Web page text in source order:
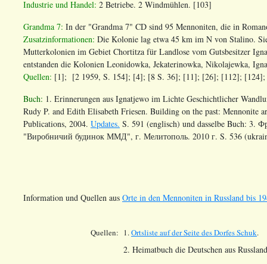
Industrie und Handel: 2 Betriebe. 2 Windmühlen. [103]
Grandma 7: In der "Grandma 7" CD sind 95 Mennoniten, die in
Zusatzinformationen: Die Kolonie lag etwa 45 km im N von Stalino.
Mutterkolonien im Gebiet Chortitza für Landlose vom Gutsbesitzer
entstanden die Kolonien Leonidowka, Jekaterinowka, Nikolajewka,
Quellen: [1]; [2 1959, S. 154]; [4]; [8 S. 36]; [11]; [26]; [112]; [124];
Buch: 1. Erinnerungen aus Ignatjewo im Lichte Geschichtlicher
Rudy P. and Edith Elisabeth Friesen. Building on the past: Mennonite
Publications, 2004. Updates. S. 591 (englisch) und dasselbe Buch: 3.
"Виробничий будинок ММД", г. Мелитополь. 2010 г. S. 536
Information und Quellen aus Orte in den Mennoniten in Russland bis
Quellen: 1.Ortsliste auf der Seite des DorfesSchuk.
2. Heimatbuch die Deutschen aus